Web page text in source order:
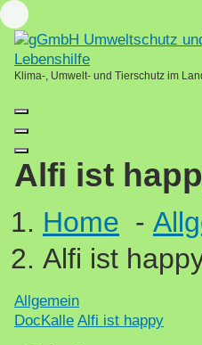
Skip
to
content
Loading...
Klima-, Umwelt- und Tierschutz im
Alfi ist
Home -
Alfi ist
Allgemein
DocKalle Alfi ist happy